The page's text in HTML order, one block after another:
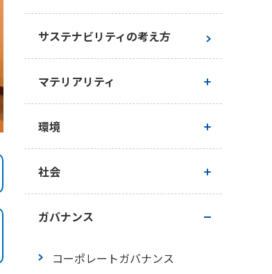
サステナビリティの考え方
マテリアリティ
マテリアリティ（重要課題）
マテリアリティ特定プロセス
サステナビリティ推進状況
価値創造プロセス
環境
基本的な考え方
企業活動における環境への配慮
気候変動への取り組み
社会
人権
人的資本経営
ガバナンス
コーポレートガバナンス